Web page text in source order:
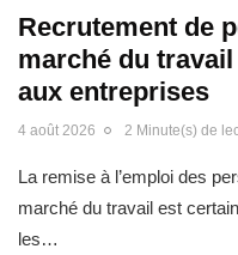
Recrutement de
marché du
aux entreprises
4 août 2026 2 Minute(s) de
La remise à l’emploi des
marché du travail est
les…